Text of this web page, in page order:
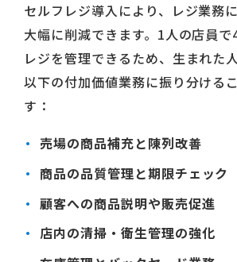
セルフレジ導入により、レジ業務
大幅に削減できます。1人の店員
レジを管理できるため、生まれた
以下の付加価値業務に振り分ける
す：
売場の商品補充と陳列改善
商品の品質管理と期限チェック
顧客への商品説明や販売促進
店内の清掃・衛生管理の強化